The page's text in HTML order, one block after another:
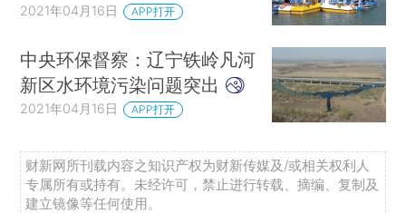
2021年04月16日 APP打开
中央环保督察：辽宁铁岭凡河
新区水环境污染问题突出
2021年04月16日 APP打开
财新网所刊载内容之知识产权为财新传媒及/或相关权利人
专属所有或持有。未经许可，禁止进行转载、摘编、复制及
建立镜像等任何使用。